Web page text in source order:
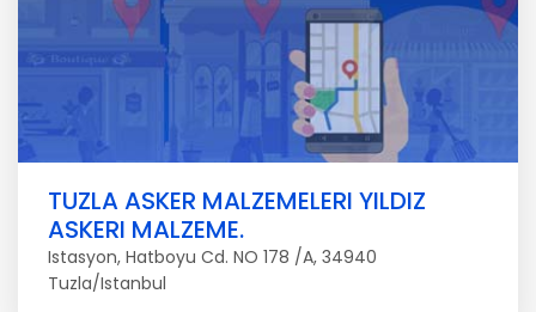
TUZLA ASKER MALZEMELERI YILDIZ
ASKERI MALZEME.
Istasyon, Hatboyu Cd. NO 178 /A, 34940
Tuzla/Istanbul